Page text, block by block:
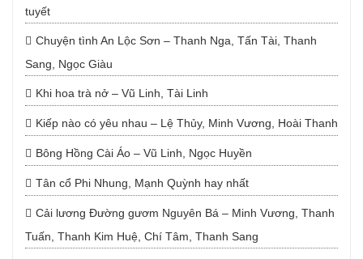
tuyết
Chuyện tình An Lộc Sơn – Thanh Nga, Tấn Tài, Thanh
Sang, Ngọc Giàu
Khi hoa trà nở – Vũ Linh, Tài Linh
Kiếp nào có yêu nhau – Lệ Thủy, Minh Vương, Hoài Thanh
Bông Hồng Cài Áo – Vũ Linh, Ngọc Huyền
Tân cổ Phi Nhung, Mạnh Quỳnh hay nhất
Cải lương Đường gươm Nguyên Bá – Minh Vương, Thanh
Tuấn, Thanh Kim Huệ, Chí Tâm, Thanh Sang